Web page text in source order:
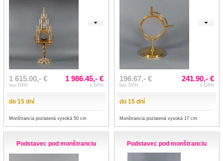
1 615.00,- €
bez DPH
1 986.45,- €
s DPH
do 15 dní
Monštrancia pozlatená vysoká 50 cm
196.67,- €
bez DPH
241.90,- €
s DPH
do 15 dní
Monštrancia pozlatená vysoká 17 cm
Podstavec pod monštranciu Podstavec pod monštranciu